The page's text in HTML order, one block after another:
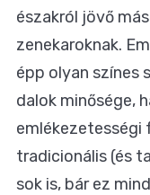
északról jövő
zenekaroknak.
épp olyan színes
dalok minősége,
emlékezetességi
tradicionális (és
sok is, bár ez